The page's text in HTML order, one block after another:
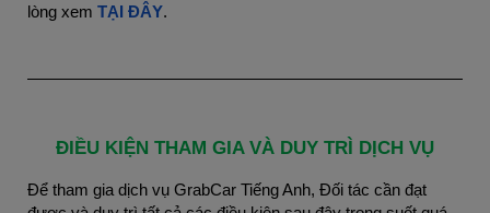
lòng xem TẠI ĐÂY.
ĐIỀU KIỆN THAM GIA VÀ DUY TRÌ DỊCH VỤ
Để tham gia dịch vụ GrabCar Tiếng Anh, Đối tác cần đạt